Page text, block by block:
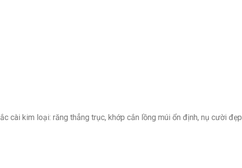
cài kim loại: răng thẳng trục, khớp cắn lồng múi ổn định, nụ cười đẹp